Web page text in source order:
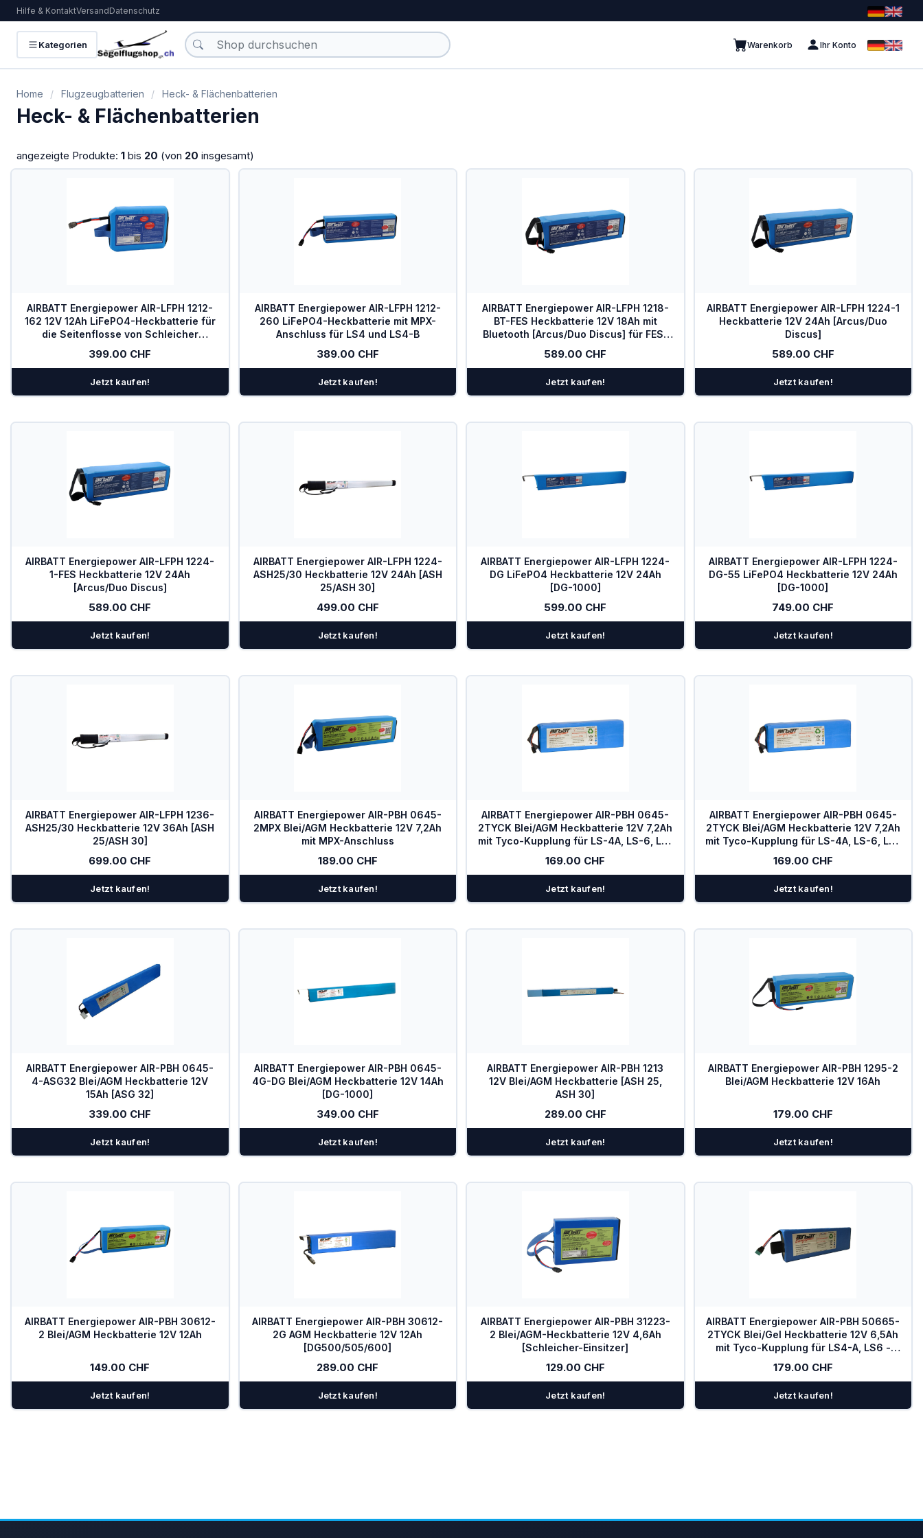
KATEGORIEN
Flugzeugbatterien
Bücher und Kalender
Funkgeräte
Handfunkgeräte
Kollisionswarnung /
PowerFLARM
TEK-Düsen
Hilfe & KontaktVersandDatenschutz
Kategorien Warenkorb Ihr Konto
Home / Flugzeugbatterien / Heck- & Flächenbatterien
Heck- & Flächenbatterien
angezeigte Produkte: 1 bis 20 (von 20 insgesamt)
AIRBATT Energiepower AIR-LFPH 1212-
162 12V 12Ah LiFePO4-Heckbatterie für
die Seitenflosse von Schleicher
399.00 CHF
Jetzt kaufen!
AIRBATT Energiepower AIR-LFPH 1212-
260 LiFePO4-Heckbatterie mit MPX-
Anschluss für LS4 und LS4-B
389.00 CHF
Jetzt kaufen!
AIRBATT Energiepower AIR-LFPH 1218-
BT-FES Heckbatterie 12V 18Ah mit
Bluetooth [Arcus/Duo Discus] für FES-
589.00 CHF
Jetzt kaufen!
AIRBATT Energiepower AIR-LFPH 1224-1
Heckbatterie 12V 24Ah [Arcus/Duo
Discus]
589.00 CHF
Jetzt kaufen!
AIRBATT Energiepower AIR-LFPH 1224-
1-FES Heckbatterie 12V 24Ah
[Arcus/Duo Discus]
589.00 CHF
Jetzt kaufen!
AIRBATT Energiepower AIR-LFPH 1224-
ASH25/30 Heckbatterie 12V 24Ah [ASH
25/ASH 30]
499.00 CHF
Jetzt kaufen!
AIRBATT Energiepower AIR-LFPH 1224-
DG LiFePO4 Heckbatterie 12V 24Ah
[DG-1000]
599.00 CHF
Jetzt kaufen!
AIRBATT Energiepower AIR-LFPH 1224-
DG-55 LiFePO4 Heckbatterie 12V 24Ah
[DG-1000]
749.00 CHF
Jetzt kaufen!
AIRBATT Energiepower AIR-LFPH 1236-
ASH25/30 Heckbatterie 12V 36Ah [ASH
25/ASH 30]
699.00 CHF
Jetzt kaufen!
AIRBATT Energiepower AIR-PBH 0645-
2MPX Blei/AGM Heckbatterie 12V 7,2Ah
mit MPX-Anschluss
189.00 CHF
Jetzt kaufen!
AIRBATT Energiepower AIR-PBH 0645-
2TYCK Blei/AGM Heckbatterie 12V 7,2Ah
mit Tyco-Kupplung für LS-4A, LS-6, LS-
169.00 CHF
Jetzt kaufen!
AIRBATT Energiepower AIR-PBH 0645-
2TYCK Blei/AGM Heckbatterie 12V 7,2Ah
mit Tyco-Kupplung für LS-4A, LS-6, LS-
169.00 CHF
Jetzt kaufen!
AIRBATT Energiepower AIR-PBH 0645-
4-ASG32 Blei/AGM Heckbatterie 12V
15Ah [ASG 32]
339.00 CHF
Jetzt kaufen!
AIRBATT Energiepower AIR-PBH 0645-
4G-DG Blei/AGM Heckbatterie 12V 14Ah
[DG-1000]
349.00 CHF
Jetzt kaufen!
AIRBATT Energiepower AIR-PBH 1213
12V Blei/AGM Heckbatterie [ASH 25,
ASH 30]
289.00 CHF
Jetzt kaufen!
AIRBATT Energiepower AIR-PBH 1295-2
Blei/AGM Heckbatterie 12V 16Ah
179.00 CHF
Jetzt kaufen!
AIRBATT Energiepower AIR-PBH 30612-
2 Blei/AGM Heckbatterie 12V 12Ah
149.00 CHF
Jetzt kaufen!
AIRBATT Energiepower AIR-PBH 30612-
2G AGM Heckbatterie 12V 12Ah
[DG500/505/600]
289.00 CHF
Jetzt kaufen!
AIRBATT Energiepower AIR-PBH 31223-
2 Blei/AGM-Heckbatterie 12V 4,6Ah
[Schleicher-Einsitzer]
129.00 CHF
Jetzt kaufen!
AIRBATT Energiepower AIR-PBH 50665-
2TYCK Blei/Gel Heckbatterie 12V 6,5Ah
mit Tyco-Kupplung für LS4-A, LS6 -
179.00 CHF
Jetzt kaufen!